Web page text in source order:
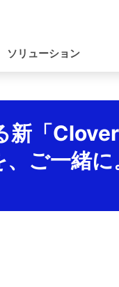
ソリューション
新「
ご一緒に